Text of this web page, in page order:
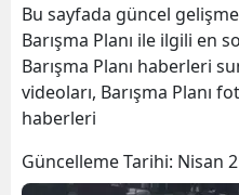
Bu sayfada güncel
Barışma Planı ile ilgili en
Barışma Planı haberleri
videoları, Barışma Planı
haberleri
Güncelleme Tarihi: Nisan